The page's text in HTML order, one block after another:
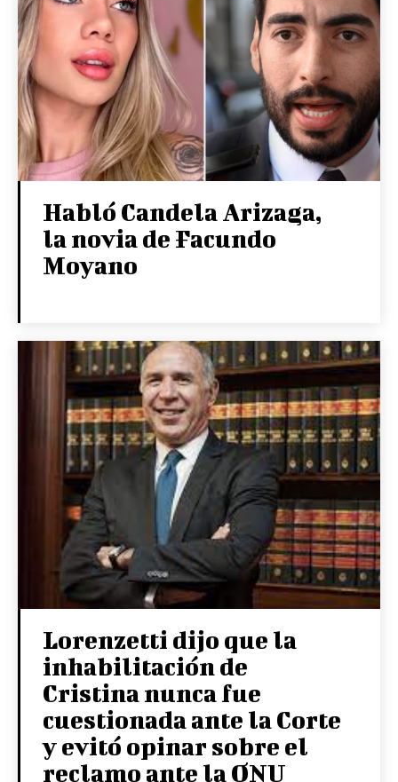
Habló Candela Arizaga,
la novia de Facundo
Moyano
Lorenzetti dijo que la
inhabilitación de
Cristina nunca fue
cuestionada ante la Corte
y evitó opinar sobre el
reclamo ante la ONU